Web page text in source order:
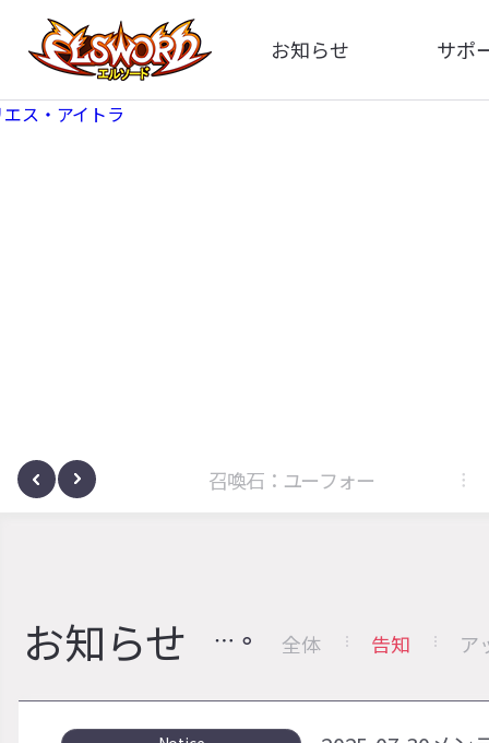
お知らせ
全体
サポ
サノヴァ 召喚石：ユーフォー
お知らせ 全体 告知 ア